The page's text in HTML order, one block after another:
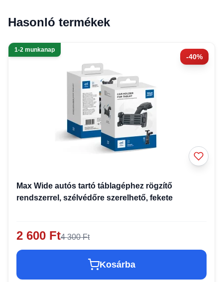
Hasonló termékek
-40%
1-2 munkanap
Max Wide autós tartó táblagéphez rögzítő
rendszerrel, szélvédőre szerelhető, fekete
2 600 Ft4 300 Ft
Kosárba